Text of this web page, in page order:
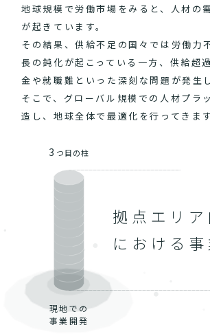
地球規模で労働市場をみると、人材の
が起きています。
その結果、供給不足の国々では労働力
長の鈍化が起こっている一方、供給超
金や就職難といった深刻な問題が発生
そこで、グローバル規模での人材プラ
造し、地球全体で最適化を行ってきます
3 つ目の柱
現地での
事業開発
拠点エリ
における